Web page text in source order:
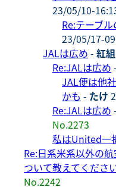
23/05/10-
Re:テーブ
23/05/17-
JALは広め - 紅組
Re:JALは広め -
JAL便は他
かも - たけ
Re:JALは広め -
No.2273
私はUnited一
Re:日系米系以外の
ついて教えてくださ
No.2242